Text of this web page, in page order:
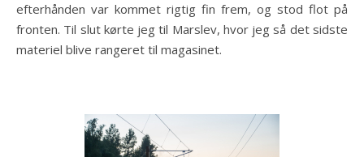
efterhånden var kommet rigtig fin frem, og stod flot på
fronten. Til slut kørte jeg til Marslev, hvor jeg så det sidste
materiel blive rangeret til magasinet.